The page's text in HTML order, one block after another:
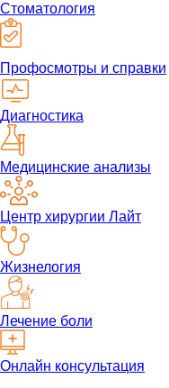
Стоматология
Профосмотры и справки
Диагностика
Медицинские анализы
Центр хирургии Лайт
Жизнелогия
Лечение боли
Онлайн консультация